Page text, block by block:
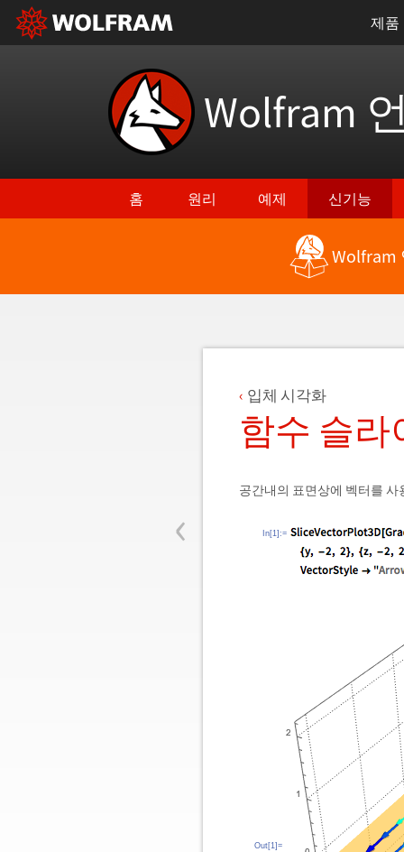
제품
Wolfram
홈 원리 예제 신기능
Wolfram
‹
입체 시각화
함수 슬
공간내의 표면상에 벡터를
In[1]:=
Out[1]=